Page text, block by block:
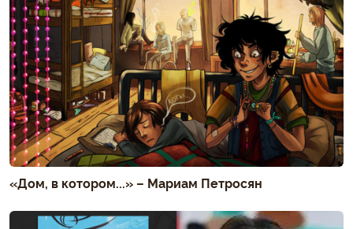
«Дом, в котором...» – Мариам Петросян